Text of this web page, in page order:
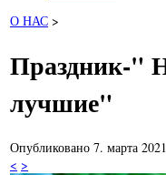
О НАС >
Праздник-"
лучшие"
Опубликовано 7. марта
< >